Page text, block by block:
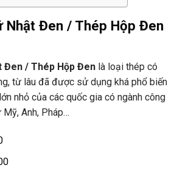
Nhật Đen / Thép Hộp Đen
Đen / Thép Hộp Đen là loại thép có
từ lâu đã được sử dụng khá phổ biến
nhỏ của các quốc gia có ngành công
Anh, Pháp…